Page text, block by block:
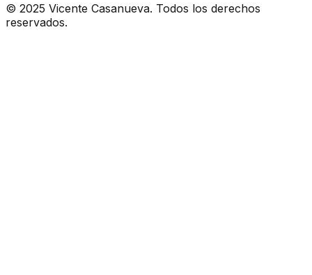
© 2025 Vicente Casanueva. Todos los derechos
reservados.